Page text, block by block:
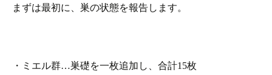
まずは最初に、巣の状態を報告します。
・ミエル群…巣礎を一枚追加し、合計15枚